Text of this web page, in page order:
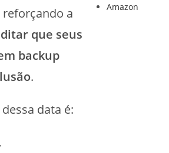
reforçando a
que seus
backup
.
data é:
Amazon